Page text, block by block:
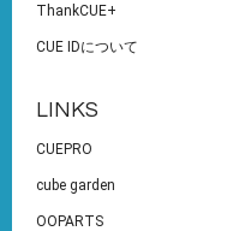
ThankCUE+
CUE IDについて
LINKS
CUEPRO
cube garden
OOPARTS